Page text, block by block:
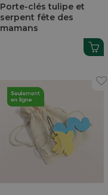
Porte-clés tulipe et
serpent fête des
mamans